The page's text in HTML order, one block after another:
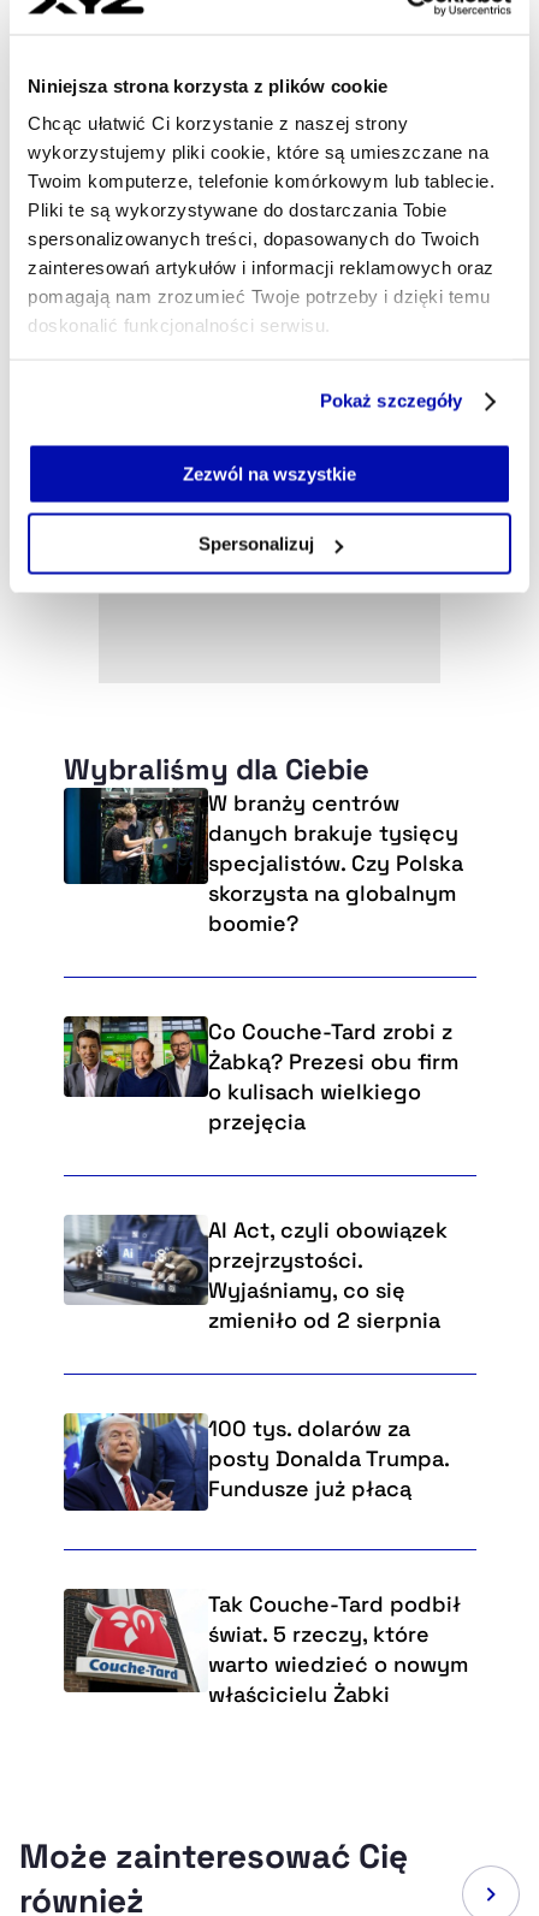
Niniejsza strona korzysta z plików cookie
Chcąc ułatwić Ci korzystanie z naszej strony
wykorzystujemy pliki cookie, które są umieszczane na
Twoim komputerze, telefonie komórkowym lub tablecie.
Pliki te są wykorzystywane do dostarczania Tobie
spersonalizowanych treści, dopasowanych do Twoich
zainteresowań artykułów i informacji reklamowych oraz
pomagają nam zrozumieć Twoje potrzeby i dzięki temu
doskonalić funkcjonalności serwisu.
Jeżeli nie wyrażasz zgody na zapisywanie plików cookie,
możesz łatwo zarządzać swoimi uprawnieniami, np. we
własnej przeglądarce internetowej lub po wybraniu opcji
Pokaż szczegóły
Zezwól na wszystkie
Spersonalizuj
Wybraliśmy dla Ciebie
W branży centrów
danych brakuje tysięcy
specjalistów. Czy Polska
skorzysta na globalnym
boomie?
Co Couche-Tard zrobi z
Żabką? Prezesi obu firm
o kulisach wielkiego
przejęcia
AI Act, czyli obowiązek
przejrzystości.
Wyjaśniamy, co się
zmieniło od 2 sierpnia
100 tys. dolarów za
posty Donalda Trumpa.
Fundusze już płacą
Tak Couche-Tard podbił
świat. 5 rzeczy, które
warto wiedzieć o nowym
właścicielu Żabki
Korespondent w regionie Azji i Pacyfiku
kontynent, kluczowy dla światowej gospodarki i
bezpieczeństwa. Karierę dziennikarską
rozpocząłem w Warszawie, od 2013 r. mieszkałem
w Delhi, Kolombo i Kuala Lumpur, pracując dla
polskich i międzynarodowych redakcji. Dla XYZ
piszę o regionie z Bangkoku. Jestem też autorem
podkastu „Prosto z Azji".
tomasz.augustyniak@xyz.pl
Może zainteresować Cię
również